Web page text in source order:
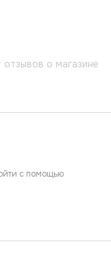
отзывов о магазине
с помощью